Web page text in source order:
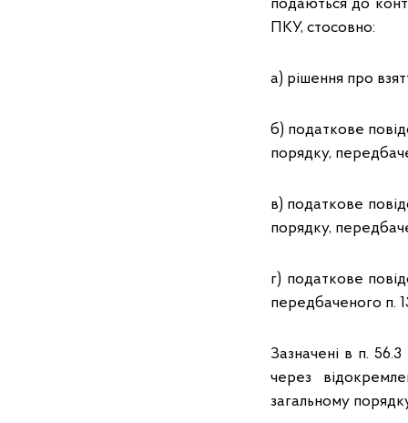
подаються до
ПКУ, стосовно:
а) рішення про
б) податкове
порядку,
в) податкове
порядку,
г) податкове
передбаченого п.
Зазначені в п.
через
загальному